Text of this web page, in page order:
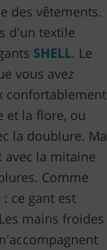
des vêtements.
d'un textile
SHELL. Le
vous avez
confortablement
et la flore, ou
la doublure. Ma
avec la mitaine
Comme
: ce gant est
mains froides